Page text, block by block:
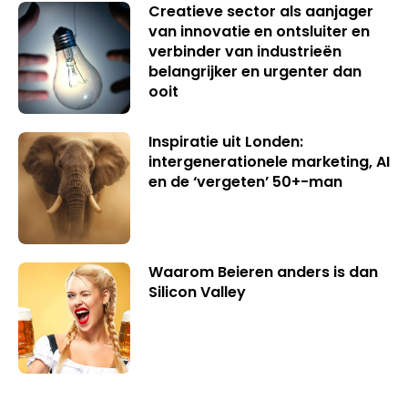
Creatieve sector als aanjager
van innovatie en ontsluiter en
verbinder van industrieën
belangrijker en urgenter dan
ooit
Inspiratie uit Londen:
intergenerationele marketing, AI
en de ‘vergeten’ 50+-man
Waarom Beieren anders is dan
Silicon Valley